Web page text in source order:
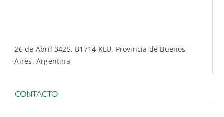
26 de Abril 3425, B1714 KLU, Provincia de Buenos
Aires, Argentina
CONTACTO